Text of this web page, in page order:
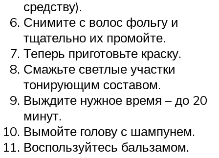
средству).
Снимите с волос фольгу и
тщательно их промойте.
Теперь приготовьте краску.
Смажьте светлые участки
тонирующим составом.
Выждите нужное время – до 20
минут.
Вымойте голову с шампунем.
Воспользуйтесь бальзамом.